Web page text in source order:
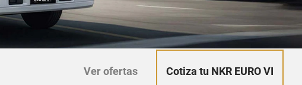
Ver ofertas Cotiza tu NKR EURO VI